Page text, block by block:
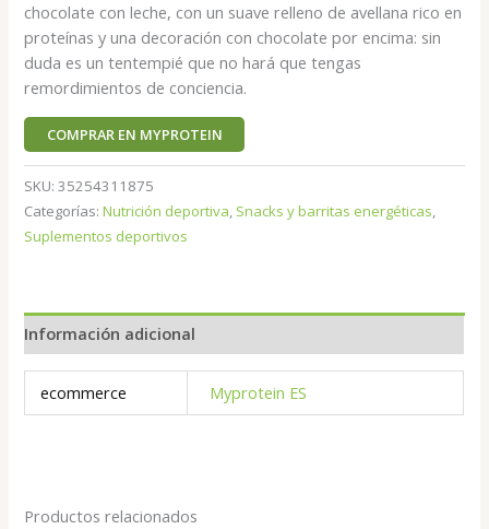
chocolate con leche, con un suave relleno de avellana rico en
proteínas y una decoración con chocolate por encima: sin
duda es un tentempié que no hará que tengas
remordimientos de conciencia.
COMPRAR EN MYPROTEIN
SKU:35254311875
Categorías:Nutrición deportiva, Snacks y barritas energéticas,
Suplementos deportivos
Información adicional
ecommerce Myprotein ES
Productos relacionados